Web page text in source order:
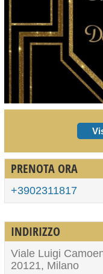
PRENOTA ORA
+3902311817
INDIRIZZO
Viale Luigi
20121, Milano